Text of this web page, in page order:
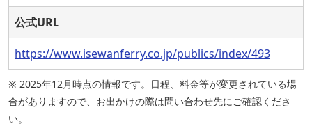
公式URL
https://www.isewanferry.co.jp/publics/index/493
※ 2025年12月時点の情報です。日程、料金等が変更されている場
合がありますので、お出かけの際は問い合わせ先にご確認くださ
い。